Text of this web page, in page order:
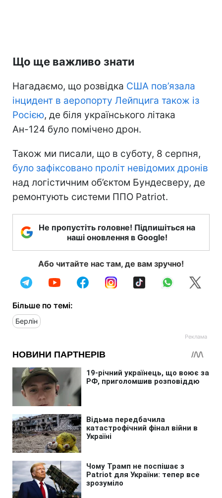
Що ще важливо знати
Нагадаємо, що розвідка США пов’язала
інцидент в аеропорту Лейпцига також із
Росією, де біля українського літака
Ан-124 було помічено дрон.
Також ми писали, що в суботу, 8 серпня,
було зафіксовано проліт невідомих дронів
над логістичним об’єктом Бундесверу, де
ремонтують системи ППО Patriot.
Не пропустіть головне! Підпишіться на
наші оновлення в Google!
Або читайте нас там, де вам зручно!
Більше по темі:
Берлін